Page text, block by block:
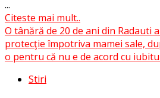
...
Citeste mai mult..
O tânără de 20 de ani din Radauti
protecţie împotriva mamei sale,
o pentru că nu e de acord cu
Stiri